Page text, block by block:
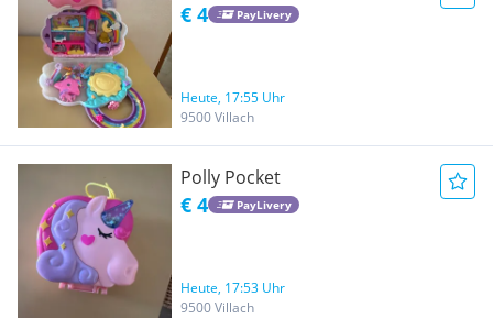
€ 4 PayLivery
Heute, 17:55 Uhr
9500 Villach
Polly Pocket
€ 4 PayLivery
Heute, 17:53 Uhr
9500 Villach